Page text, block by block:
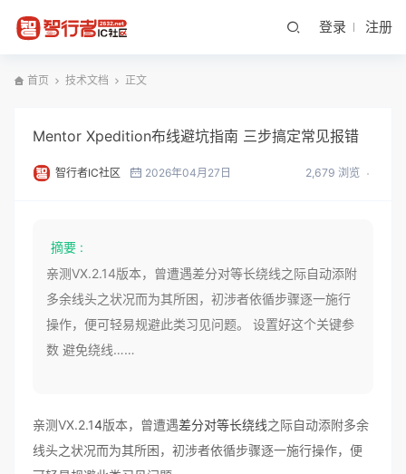
登录 注册
首页 技术文档 正文
Mentor Xpedition布线避坑指南 三步搞定常见报错
智行者IC社区 2026年04月27日 2,679 浏览
摘要 :
亲测VX.2.14版本，曾遭遇差分对等长绕线之际自动添附
多余线头之状况而为其所困，初涉者依循步骤逐一施行
操作，便可轻易规避此类习见问题。 设置好这个关键参
数 避免绕线……
亲测VX.2.14版本，曾遭遇差分对等长绕线之际自动添附多余
线头之状况而为其所困，初涉者依循步骤逐一施行操作，便